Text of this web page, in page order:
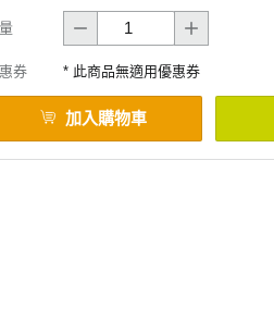
券 * 此商品無適用優惠券
加入購物車